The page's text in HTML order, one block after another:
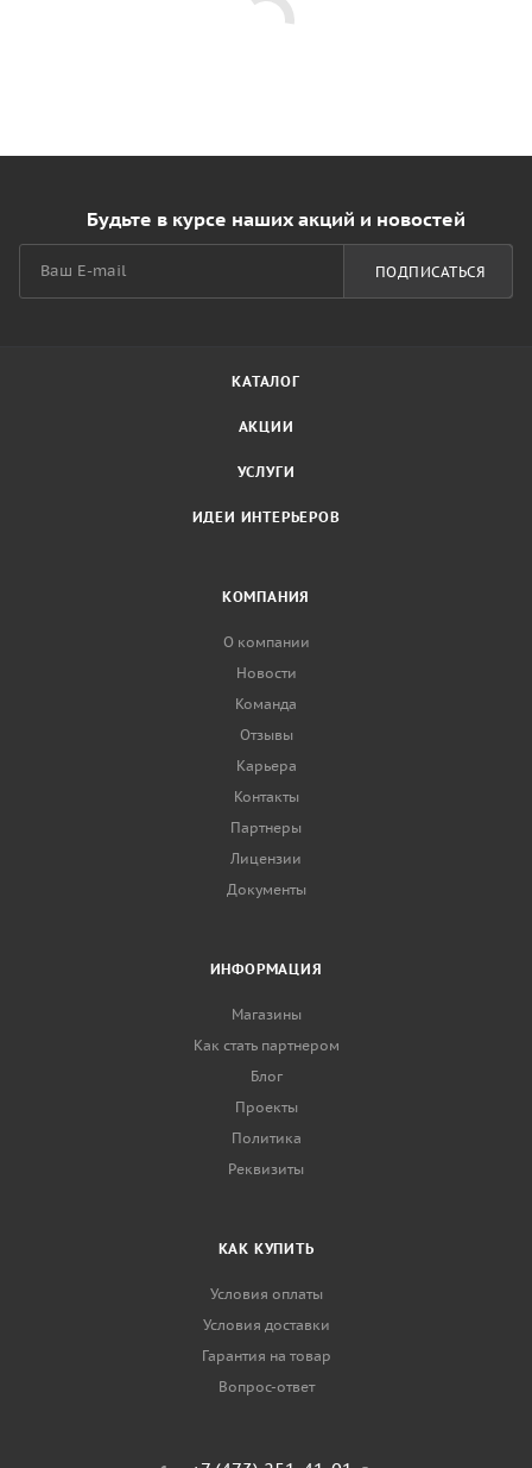
Будьте в курсе наших акций и новостей
ПОДПИСАТЬСЯ
КАТАЛОГ
АКЦИИ
УСЛУГИ
ИДЕИ ИНТЕРЬЕРОВ
КОМПАНИЯ
О компании
Новости
Команда
Отзывы
Карьера
Контакты
Партнеры
Лицензии
Документы
ИНФОРМАЦИЯ
Магазины
Как стать партнером
Блог
Проекты
Политика
Реквизиты
КАК КУПИТЬ
Условия оплаты
Условия доставки
Гарантия на товар
Вопрос-ответ